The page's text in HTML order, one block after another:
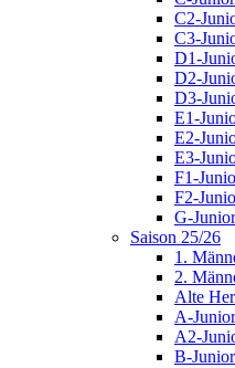
C2-
C3-
D1-
D2-
D3-
E1-
E2-
E3-
F1-
F2-
G-
Saison 25/26
1.
2.
Alte
A-
A2-
B-